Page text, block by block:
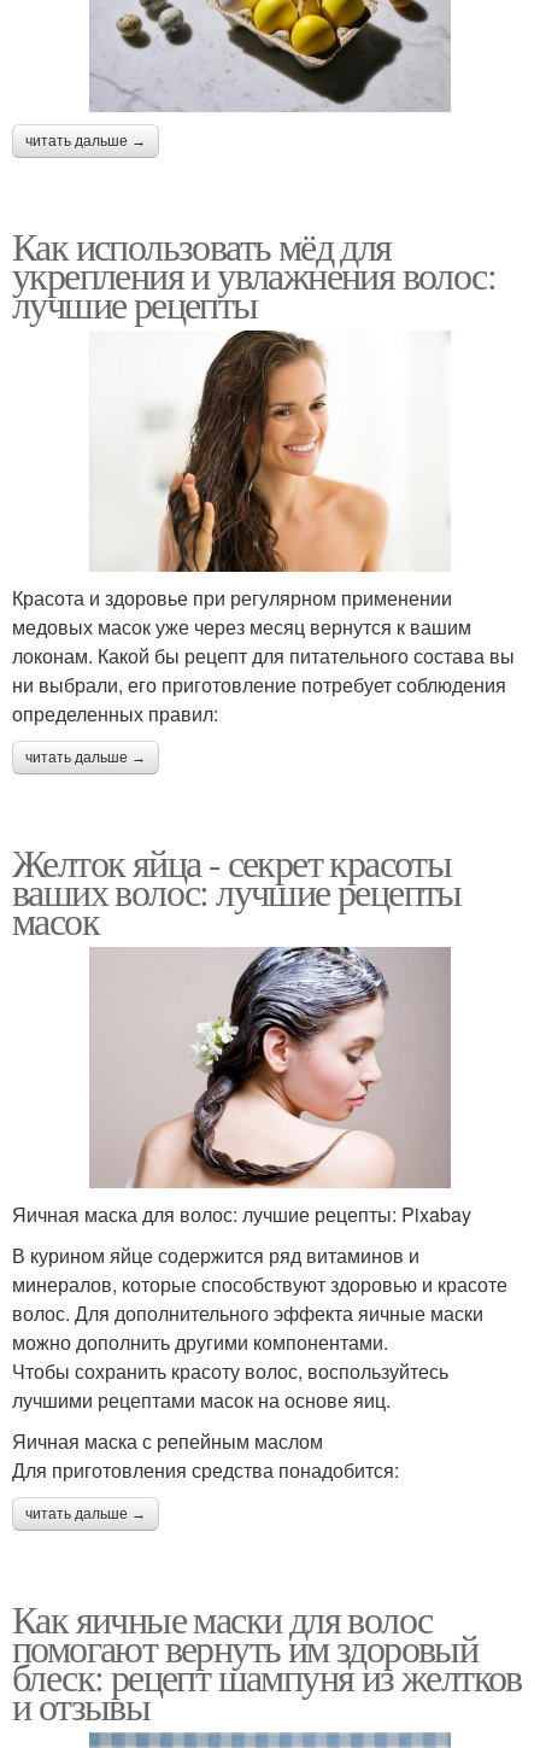
читать дальше →
Как использовать мёд для
укрепления и увлажнения волос:
лучшие рецепты
Красота и здоровье при регулярном применении
медовых масок уже через месяц вернутся к вашим
локонам. Какой бы рецепт для питательного состава вы
ни выбрали, его приготовление потребует соблюдения
определенных правил:
читать дальше →
Желток яйца - секрет красоты
ваших волос: лучшие рецепты
масок
Яичная маска для волос: лучшие рецепты: Pixabay
В курином яйце содержится ряд витаминов и
минералов, которые способствуют здоровью и красоте
волос. Для дополнительного эффекта яичные маски
можно дополнить другими компонентами.
Чтобы сохранить красоту волос, воспользуйтесь
лучшими рецептами масок на основе яиц.
Яичная маска с репейным маслом
Для приготовления средства понадобится:
читать дальше →
Как яичные маски для волос
помогают вернуть им здоровый
блеск: рецепт шампуня из желтков
и отзывы